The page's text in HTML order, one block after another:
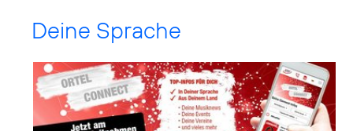
Deine Sprache